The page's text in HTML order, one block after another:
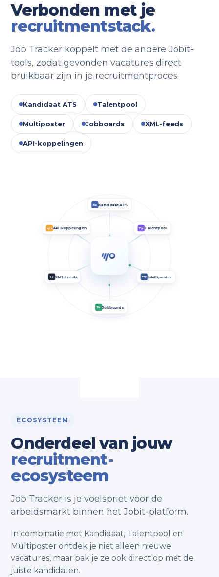
Verbonden met je
recruitmentstack.
Job Tracker koppelt met de andere Jobit-
tools, zodat gevonden vacatures direct
bruikbaar zijn in je recruitmentproces.
Kandidaat ATS Talentpool
Multiposter Jobboards XML-feeds
API-koppelingen
Ka Kandidaat ATS
Tp Talentpool
Mp Multiposter
Jb Jobboards
{ } XML-feeds
</> API-koppelingen
ECOSYSTEEM
Onderdeel van jouw
recruitment-
ecosysteem
Job Tracker is je voelspriet voor de
arbeidsmarkt binnen het Jobit-platform.
In combinatie met Kandidaat, Talentpool en
Multiposter ontdek je niet alleen nieuwe
vacatures, maar pak je ze ook direct op met de
juiste kandidaten.